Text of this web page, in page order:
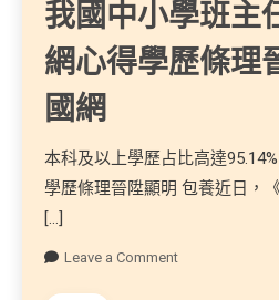
我國中小學班主
網心得學歷條理
國網
本科及以上學歷占比高達
學歷條理晉陞顯明 包養近日，
[…]
Leave a Comment